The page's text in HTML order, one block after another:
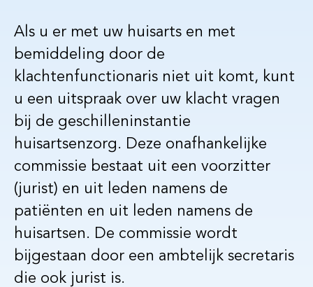
Als u er met uw huisarts en met
bemiddeling door de
klachtenfunctionaris niet uit komt, kunt
u een uitspraak over uw klacht vragen
bij de geschilleninstantie
huisartsenzorg. Deze onafhankelijke
commissie bestaat uit een voorzitter
(jurist) en uit leden namens de
patiënten en uit leden namens de
huisartsen. De commissie wordt
bijgestaan door een ambtelijk secretaris
die ook jurist is.